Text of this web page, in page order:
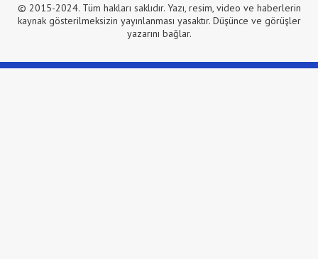
© 2015-2024. Tüm hakları saklıdır. Yazı, resim, video ve haberlerin
kaynak gösterilmeksizin yayınlanması yasaktır. Düşünce ve görüşler
yazarını bağlar.